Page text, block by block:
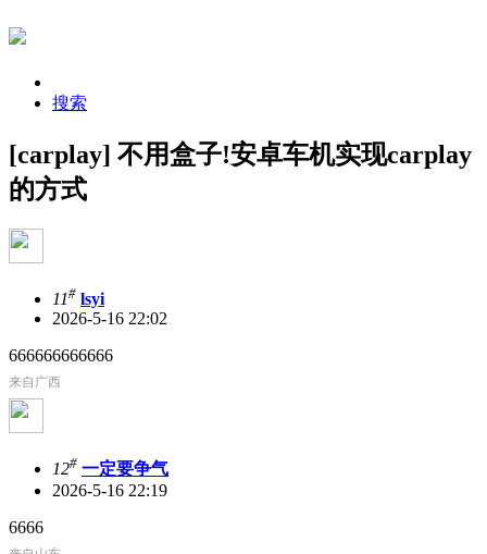
搜索
[carplay] 不用盒子!安卓车机实现carplay
的方式
11# lsyi
2026-5-16 22:02
666666666666
来自广西
12# 一定要争气
2026-5-16 22:19
6666